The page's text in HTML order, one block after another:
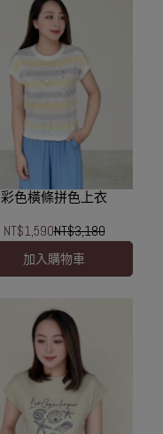
彩色橫條拼色上衣
NT$1,590NT$3,180
加入購物車